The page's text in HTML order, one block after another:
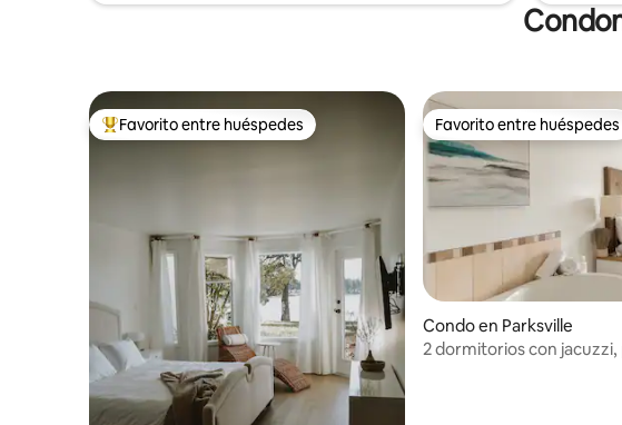
Favorito entre huéspedes preferido
Favorito entre huéspedes Favorito entre huéspedes
Favorito entre huéspedes
Condo en Parksville
2 dormitorios con jacuzzi,